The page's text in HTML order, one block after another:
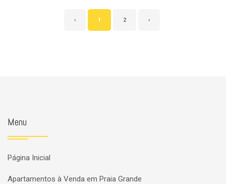
‹ 1 2 ›
Menu
Página Inicial
Apartamentos à Venda em Praia Grande